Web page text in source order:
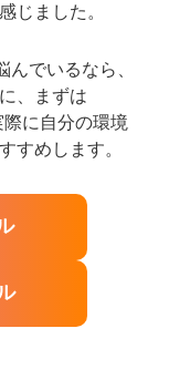
じました。
でいるなら、
、まずは
に自分の環境
すめします。